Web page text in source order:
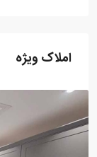
املاک ویژه